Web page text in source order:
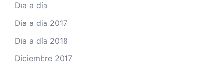
Día a día
Dia a dia 2017
Día a día 2018
Diciembre 2017